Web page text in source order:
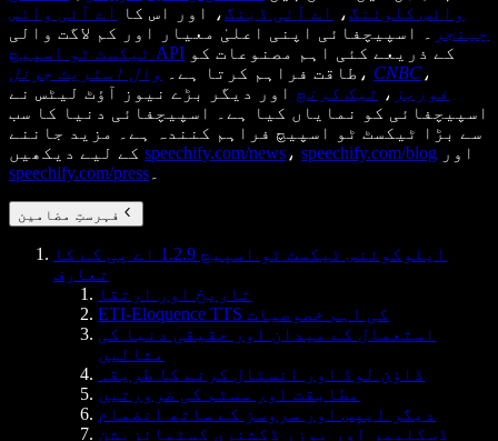
وائس کلوننگ، اے آئی ڈبنگ، اور اس کا
اے آئی وائس
چینجر
۔ اسپیچفائی اپنی اعلیٰ معیار اور کم لاگت والی
ٹیکسٹ ٹو اسپیچ API
طاقت فراہم کرتا ہے۔
وال اسٹریٹ جرنل ، CNBC ،
فوربز ، ٹیک کرنچ اور دیگر بڑے نیوز آؤٹ لیٹس نے
اسپیچفائی کو نمایاں کیا ہے۔ اسپیچفائی دنیا کا سب
سے بڑا ٹیکسٹ ٹو اسپیچ فراہم کنندہ ہے۔ مزید جاننے
speechify.com/news ، speechify.com/blog اور
speechify.com/press
فہرستِ مضامین
ایلوکوئنس ٹیکسٹ ٹو اسپیچ 1.2.9 اے پی کے کا
تعارف
تاریخ اور ارتقا
ETI-Eloquence TTS کی اہم خصوصیات
استعمال کے میدان اور حقیقی دنیا کی
مثالیں
ڈاؤن لوڈ اور انسٹال کرنے کا طریقہ
مطابقت اور سسٹم کی ضرورتیں
دیگر ایپس اور سروسز کے ساتھ انضمام
ڈسکلیمر اور یوزر ڈکشنری کسٹمائزیشن